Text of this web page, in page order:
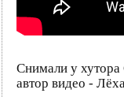
Снимали у хутора
автор видео -